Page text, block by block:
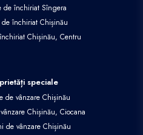
de închiriat Sîngera
închiriat Chișinău
Chișinău, Centru
speciale
de vânzare Chișinău
Chișinău, Ciocana
de vânzare Chișinău